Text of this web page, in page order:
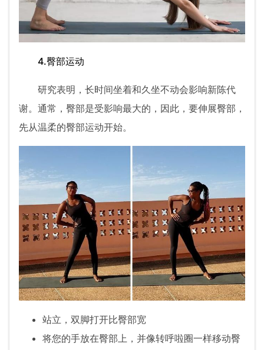
4.臀部运动
研究表明，长时间坐着和久坐不动会影响新陈代
谢。通常，臀部是受影响最大的，因此，要伸展臀部，
先从温柔的臀部运动开始。
站立，双脚打开比臀部宽
将您的手放在臀部上，并像转呼啦圈一样移动臀